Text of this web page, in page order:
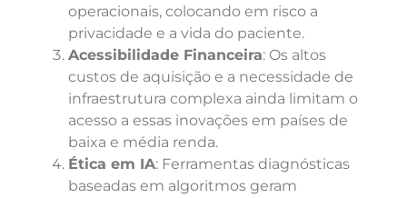
operacionais, colocando em risco a
privacidade e a vida do paciente.
Acessibilidade Financeira: Os altos
custos de aquisição e a necessidade de
infraestrutura complexa ainda limitam o
acesso a essas inovações em países de
baixa e média renda.
Ética em IA: Ferramentas diagnósticas
baseadas em algoritmos geram